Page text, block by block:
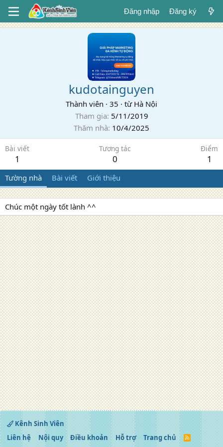
Đăng nhập Đăng ký
kudotainguyen
Thành viên · 35 · từ Hà Nội
Tham gia 5/11/2019
Thăm nhà 10/4/2025
Bài viết
1
Tương tác
0
Điểm
1
Tường nhà Bài viết Giới thiệu
Chúc một ngày tốt lành ^^
Kênh Sinh Viên
Liên hệ
Nội quy Điều khoản Hỗ trợ Trang chủ
R